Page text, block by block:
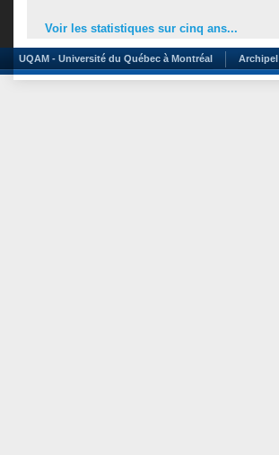
Voir les statistiques sur cinq ans...
UQAM - Université du Québec à Montréal Archipel